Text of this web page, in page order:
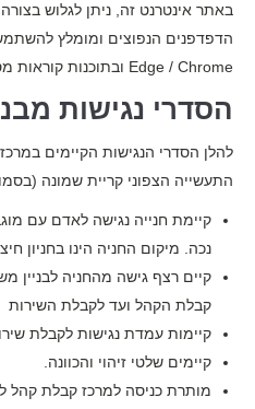
באתר אינטרנט זה, ניתן לגלוש
Edge / Chrome ובתוכנות קוראות מסך NVDA.
הסדרי נגישות
להלן הסדרי הנגישות הקיימים
התעשייה הצפוני קריית שמונה
קיימת חנייה נגישה לאדם עם
נכה. מיקום החניה הינו בחניון
קיים רצף גישה מהחניה לבניין
קבלת הקהל ועד לקבלת השירות
קיימות עמדת נגישות לקבלת
קיימים שלטי זיהוי והכוונה.
מותרת כניסה למרכז קבלת קהל